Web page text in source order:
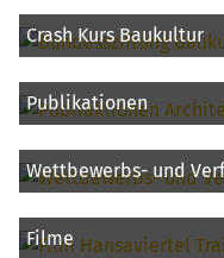
Crash Kurs Baukultur
Publikationen
Wettbewerbs- und
Filme